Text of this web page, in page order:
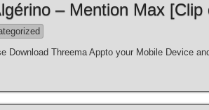
– Mention Max [Clip
Download Threema Appto your Mobile Device